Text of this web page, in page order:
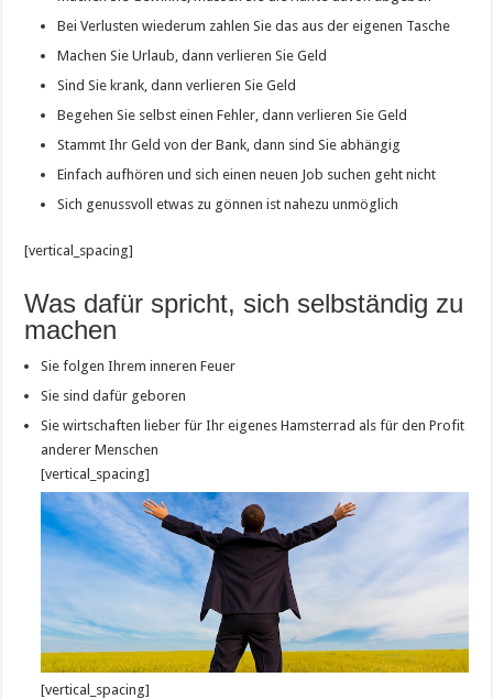
Bei Verlusten wiederum zahlen Sie das aus der eigenen Tasche
Machen Sie Urlaub, dann verlieren Sie Geld
Sind Sie krank, dann verlieren Sie Geld
Begehen Sie selbst einen Fehler, dann verlieren Sie Geld
Stammt Ihr Geld von der Bank, dann sind Sie abhängig
Einfach aufhören und sich einen neuen Job suchen geht nicht
Sich genussvoll etwas zu gönnen ist nahezu unmöglich
[vertical_spacing]
Was dafür spricht, sich selbständig zu
machen
Sie folgen Ihrem inneren Feuer
Sie sind dafür geboren
Sie wirtschaften lieber für Ihr eigenes Hamsterrad als für den Profit
anderer Menschen
[vertical_spacing]
[vertical_spacing]